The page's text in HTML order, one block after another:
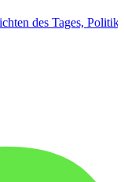
des Tages, Politik